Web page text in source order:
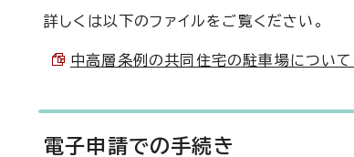
詳しくは以下のファイルをご覧ください。
中高層条例の共同住宅の駐車場につい
電子申請での手続き